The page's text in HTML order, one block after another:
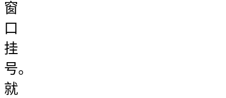
窗
口
挂
号。
就